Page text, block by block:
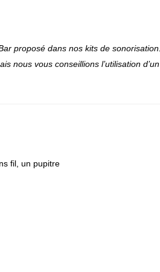
proposé dans nos kits de sonorisation.
nous vous conseillions l’utilisation d’un
fil, un pupitre